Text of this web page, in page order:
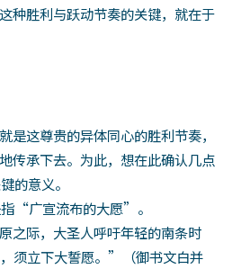
种胜利与跃动节奏的关键，就在于
这尊贵的异体同心的胜利节奏，
传承下去。为此，想在此确认几点
的意义。
广宣流布的大愿”。
际，大圣人呼吁年轻的南条时
须立下大誓愿。”（御书文白并